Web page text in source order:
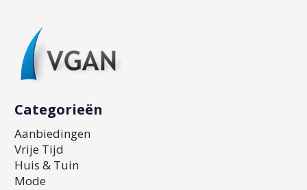
Categorieën
Aanbiedingen
Vrije Tijd
Huis & Tuin
Mode